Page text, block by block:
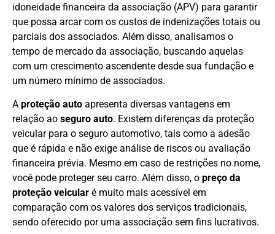
idoneidade financeira da associação (APV) para garantir
que possa arcar com os custos de indenizações totais ou
parciais dos associados. Além disso, analisamos o
tempo de mercado da associação, buscando aquelas
com um crescimento ascendente desde sua fundação e
um número mínimo de associados.
A proteção auto apresenta diversas vantagens em
relação ao seguro auto. Existem diferenças da proteção
veicular para o seguro automotivo, tais como a adesão
que é rápida e não exige análise de riscos ou avaliação
financeira prévia. Mesmo em caso de restrições no nome,
você pode proteger seu carro. Além disso, o preço da
proteção veicular é muito mais acessível em
comparação com os valores dos serviços tradicionais,
sendo oferecido por uma associação sem fins lucrativos.